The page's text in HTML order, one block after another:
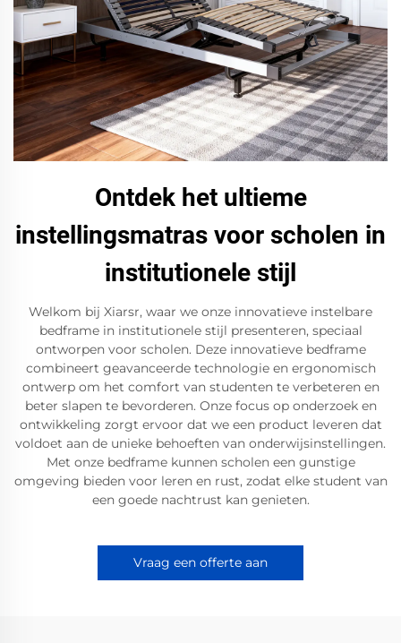
Ontdek het ultieme
instellingsmatras voor scholen in
institutionele stijl
Welkom bij Xiarsr, waar we onze innovatieve instelbare
bedframe in institutionele stijl presenteren, speciaal
ontworpen voor scholen. Deze innovatieve bedframe
combineert geavanceerde technologie en ergonomisch
ontwerp om het comfort van studenten te verbeteren en
beter slapen te bevorderen. Onze focus op onderzoek en
ontwikkeling zorgt ervoor dat we een product leveren dat
voldoet aan de unieke behoeften van onderwijsinstellingen.
Met onze bedframe kunnen scholen een gunstige
omgeving bieden voor leren en rust, zodat elke student van
een goede nachtrust kan genieten.
Vraag een offerte aan